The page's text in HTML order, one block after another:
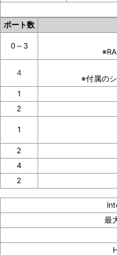
ポート数
0～3
4
※付属の
1
2
1
2
4
2
最